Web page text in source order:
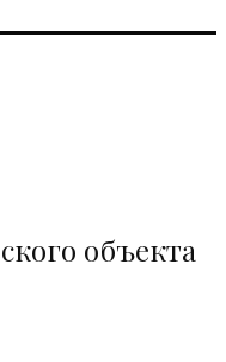
объекта